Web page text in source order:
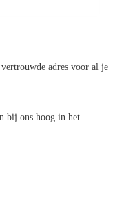
adres voor al je
bij ons hoog in het